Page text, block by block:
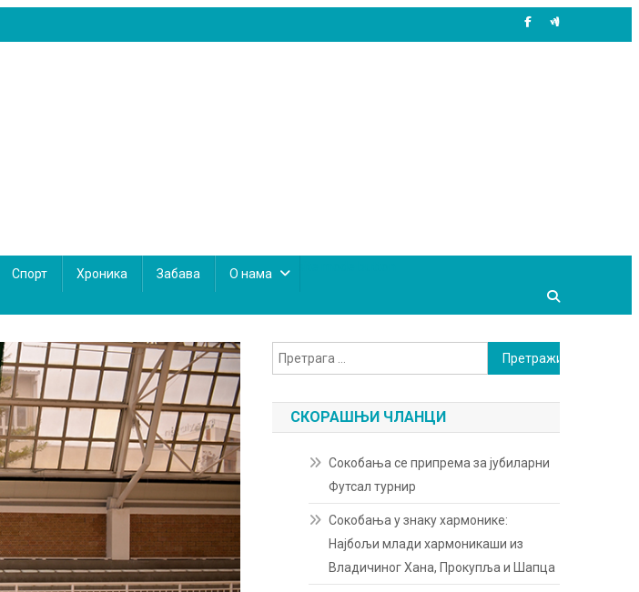
Спорт Хроника Забава О нама
Претрага
за:
СКОРАШЊИ ЧЛАНЦИ
Сокобања се припрема за јубиларни
Футсал турнир
Сокобања у знаку хармонике:
Најбољи млади хармоникаши из
Владичиног Хана, Прокупља и Шапца